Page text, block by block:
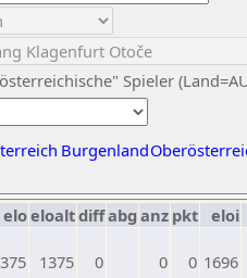
Spieler
Burgenland
eloeloaltdiffabg anz pkt eloi
1375 0 0 0 1696